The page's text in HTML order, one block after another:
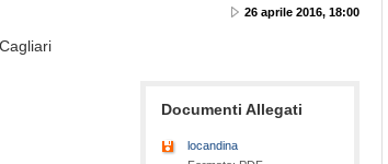
26 aprile 2016, 18:00
Documenti Allegati
locandina